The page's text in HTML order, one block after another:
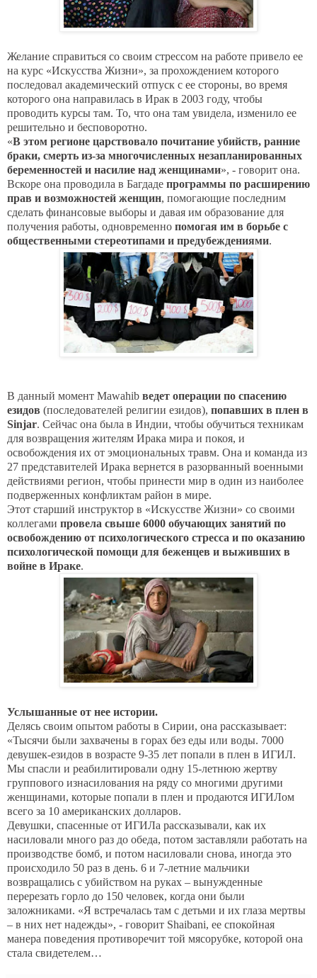
Желание справиться со своим стрессом на работе привело ее
на курс «Искусства Жизни», за прохождением которого
последовал академический отпуск с ее стороны, во время
которого она направилась в Ирак в 2003 году, чтобы
проводить курсы там. То, что она там увидела, изменило ее
решительно и бесповоротно.
«В этом регионе царствовало почитание убийств, ранние
браки, смерть из-за многочисленных незапланированных
беременностей и насилие над женщинами», - говорит она.
Вскоре она проводила в Багдаде программы по расширению
прав и возможностей женщин, помогающие последним
сделать финансовые выборы и давая им образование для
получения работы, одновременно помогая им в борьбе с
общественными стереотипами и предубеждениями.
В данный момент Mawahib ведет операции по спасению
езидов (последователей религии езидов), попавших в плен в
Sinjar. Сейчас она была в Индии, чтобы обучиться техникам
для возвращения жителям Ирака мира и покоя, и
освобождения их от эмоциональных травм. Она и команда из
27 представителей Ирака вернется в разорванный военными
действиями регион, чтобы принести мир в один из наиболее
подверженных конфликтам район в мире.
Этот старший инструктор в «Искусстве Жизни» со своими
коллегами провела свыше 6000 обучающих занятий по
освобождению от психологического стресса и по оказанию
психологической помощи для беженцев и выживших в
войне в Ираке.
Услышанные от нее истории.
Делясь своим опытом работы в Сирии, она рассказывает:
«Тысячи были захвачены в горах без еды или воды. 7000
девушек-езидов в возрасте 9-35 лет попали в плен в ИГИЛ.
Мы спасли и реабилитировали одну 15-летнюю жертву
группового изнасилования на ряду со многими другими
женщинами, которые попали в плен и продаются ИГИЛом
всего за 10 американских долларов.
Девушки, спасенные от ИГИЛа рассказывали, как их
насиловали много раз до обеда, потом заставляли работать на
производстве бомб, и потом насиловали снова, иногда это
происходило 50 раз в день. 6 и 7-летние мальчики
возвращались с убийством на руках – вынужденные
перерезать горло до 150 человек, когда они были
заложниками. «Я встречалась там с детьми и их глаза мертвы
– в них нет надежды», - говорит Shaibani, ее спокойная
манера поведения противоречит той мясорубке, которой она
стала свидетелем…